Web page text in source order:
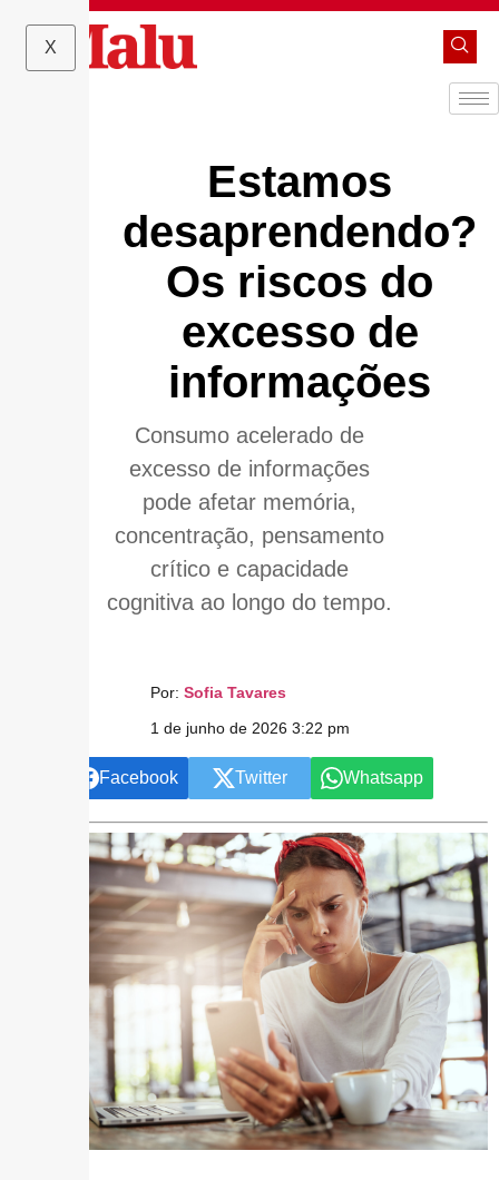
X
Estamos
desaprendendo?
Os riscos do
excesso de
informações
Consumo acelerado de
excesso de informações
pode afetar memória,
concentração, pensamento
crítico e capacidade
cognitiva ao longo do tempo.
Por: Sofia Tavares
1 de junho de 2026 3:22 pm
Facebook Twitter Whatsapp